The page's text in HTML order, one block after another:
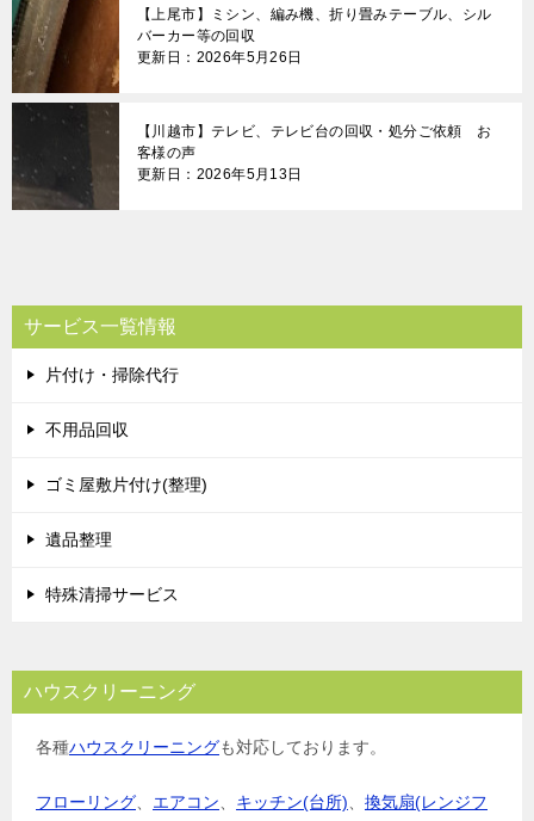
【上尾市】ミシン、編み機、折り畳みテーブル、シル
バーカー等の回収
更新日：2026年5月26日
【川越市】テレビ、テレビ台の回収・処分ご依頼 お
客様の声
更新日：2026年5月13日
サービス一覧情報
片付け・掃除代行
不用品回収
ゴミ屋敷片付け(整理)
遺品整理
特殊清掃サービス
ハウスクリーニング
各種ハウスクリーニングも対応しております。
フローリング エアコン キッチン(台所)
換気扇(レンジフ